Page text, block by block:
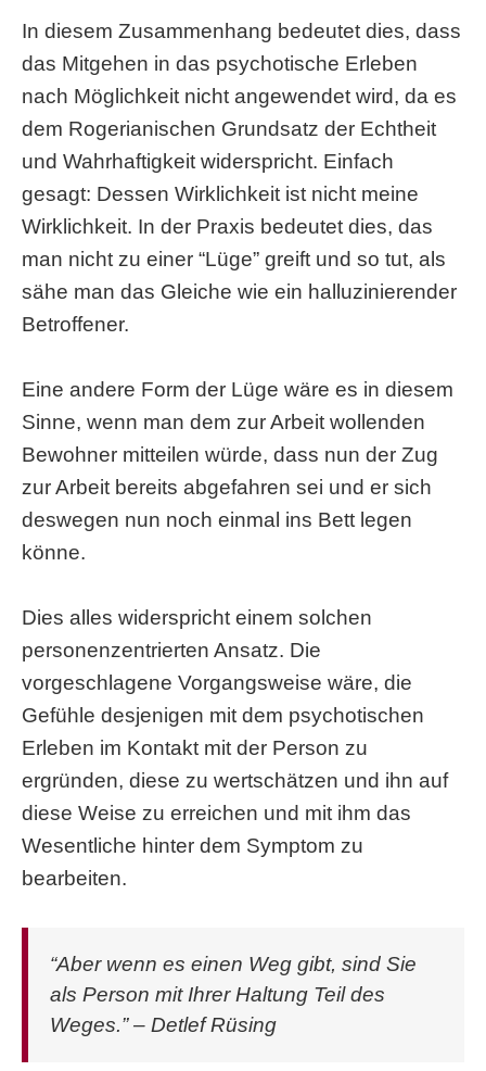
In diesem Zusammenhang bedeutet dies, dass
das Mitgehen in das psychotische Erleben
nach Möglichkeit nicht angewendet wird, da es
dem Rogerianischen Grundsatz der Echtheit
und Wahrhaftigkeit widerspricht. Einfach
gesagt: Dessen Wirklichkeit ist nicht meine
Wirklichkeit. In der Praxis bedeutet dies, das
man nicht zu einer “Lüge” greift und so tut, als
sähe man das Gleiche wie ein halluzinierender
Betroffener.
Eine andere Form der Lüge wäre es in diesem
Sinne, wenn man dem zur Arbeit wollenden
Bewohner mitteilen würde, dass nun der Zug
zur Arbeit bereits abgefahren sei und er sich
deswegen nun noch einmal ins Bett legen
könne.
Dies alles widerspricht einem solchen
personenzentrierten Ansatz. Die
vorgeschlagene Vorgangsweise wäre, die
Gefühle desjenigen mit dem psychotischen
Erleben im Kontakt mit der Person zu
ergründen, diese zu wertschätzen und ihn auf
diese Weise zu erreichen und mit ihm das
Wesentliche hinter dem Symptom zu
bearbeiten.
“Aber wenn es einen Weg gibt, sind Sie
als Person mit Ihrer Haltung Teil des
Weges.” – Detlef Rüsing